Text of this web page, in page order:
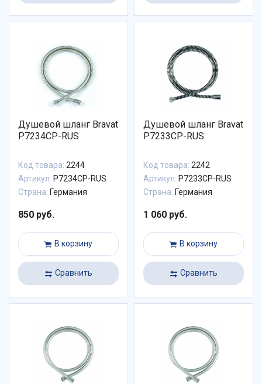
Душевой шланг Bravat
P7234CP-RUS
Код товара: 2244
Артикул: P7234CP-RUS
Страна: Германия
850 руб.
В корзину
Сравнить
Душевой шланг Bravat
P7233CP-RUS
Код товара: 2242
Артикул: P7233CP-RUS
Страна: Германия
1 060 руб.
В корзину
Сравнить